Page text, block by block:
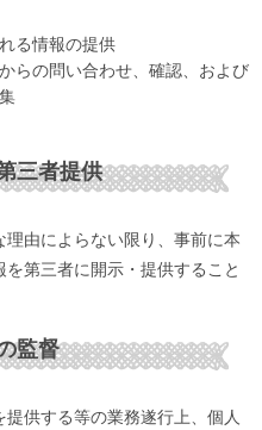
る情報の提供
らの問い合わせ、確認、および
三者提供
由によらない限り、事前に本
第三者に開示・提供すること
監督
供する等の業務遂行上、個人